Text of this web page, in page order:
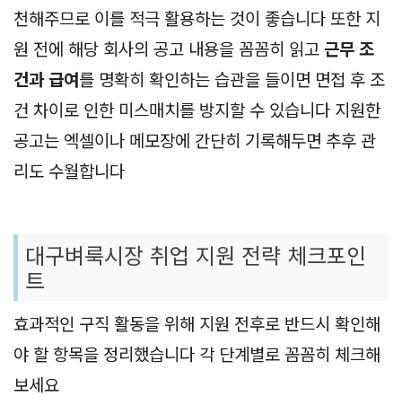
천해주므로 이를 적극 활용하는 것이 좋습니다 또한 지
원 전에 해당 회사의 공고 내용을 꼼꼼히 읽고 근무 조
건과 급여를 명확히 확인하는 습관을 들이면 면접 후 조
건 차이로 인한 미스매치를 방지할 수 있습니다 지원한
공고는 엑셀이나 메모장에 간단히 기록해두면 추후 관
리도 수월합니다
대구벼룩시장 취업 지원 전략 체크포인
트
효과적인 구직 활동을 위해 지원 전후로 반드시 확인해
야 할 항목을 정리했습니다 각 단계별로 꼼꼼히 체크해
보세요